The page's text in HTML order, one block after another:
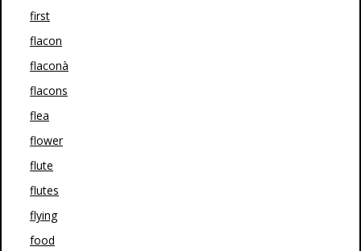
first
flacon
flaconà
flacons
flea
flower
flute
flutes
flying
food